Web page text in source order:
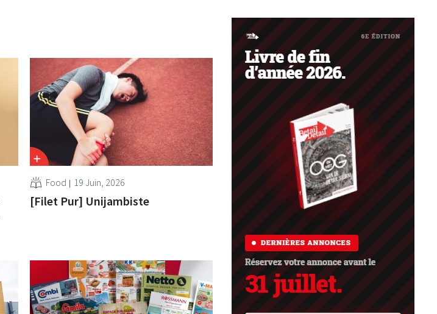
Food 19 Juin, 2026
[Filet Pur] Unijambiste